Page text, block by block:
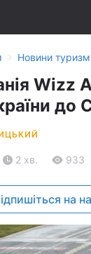
› Новини
Wizz
до
2 хв. 933
на